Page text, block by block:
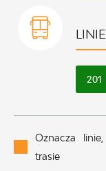
201
Oznacza
trasie